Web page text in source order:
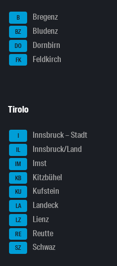
B Bregenz
BZ Bludenz
DO Dornbirn
FK Feldkirch
Tirolo
I Innsbruck – Stadt
IL Innsbruck/Land
IM Imst
KB Kitzbühel
KU Kufstein
LA Landeck
LZ Lienz
RE Reutte
SZ Schwaz